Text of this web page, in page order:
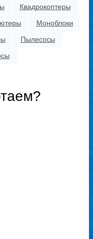
Квадрокоптеры
Моноблоки
Пылесосы